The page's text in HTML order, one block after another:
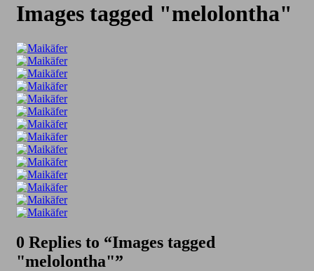
Images tagged "melolontha"
0 Replies to “Images tagged
"melolontha"”